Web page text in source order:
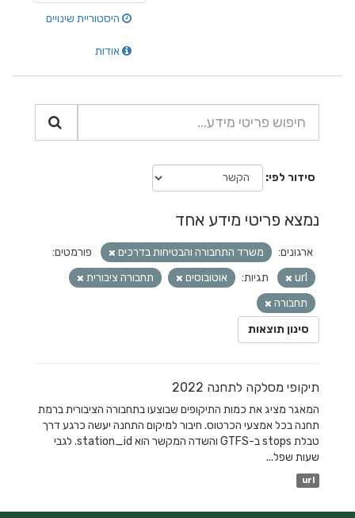
היסטוריית שינויים
אודות
סידור לפי
נמצא פריטי מידע אחד
ארגונים: משרד התחבורה והבטיחות בדרכים
פורמטים:
url
תגיות: אוטובוסים
תחבורה ציבורית
תחבורה
סינון תוצאות
תיקופי מסלקה לתחנה 2022
המאגר מציג את כמות התיקופים שבוצעו בתחבורה הציבורית ברמת
תחנה בכל אמצעי הכרטוס. חיבור למיקום התחנה יעשה כרגע דרך
טבלת stops ב-GTFS והשדה המקשר הוא station_id. לגבי
שעות שפל...
url